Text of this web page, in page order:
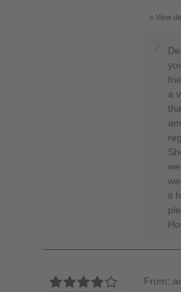
View
a
it
From: